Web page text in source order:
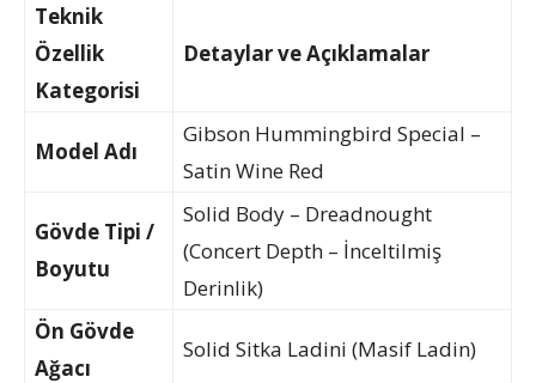
Teknik
Özellik
Kategorisi
Detaylar ve Açıklamalar
Model Adı
Gibson Hummingbird Special –
Satin Wine Red
Gövde Tipi /
Boyutu
Solid Body – Dreadnought
(Concert Depth – İnceltilmiş
Derinlik)
Ön Gövde
Ağacı
Solid Sitka Ladini (Masif Ladin)